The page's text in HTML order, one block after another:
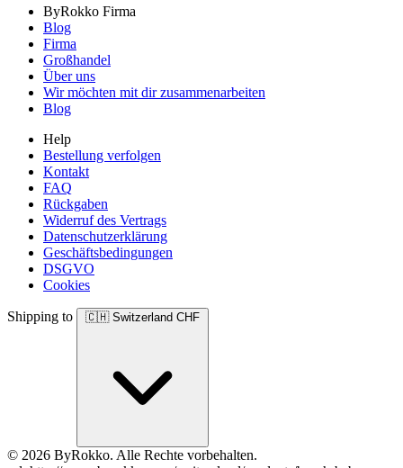
ByRokko Firma
Blog
Firma
Großhandel
Über uns
Wir möchten mit dir zusammenarbeiten
Blog
Help
Bestellung verfolgen
Kontakt
FAQ
Rückgaben
Widerruf des Vertrags
Datenschutzerklärung
Geschäftsbedingungen
DSGVO
Cookies
Shipping to 🇨🇭 Switzerland CHF
© 2026 ByRokko. Alle Rechte vorbehalten.